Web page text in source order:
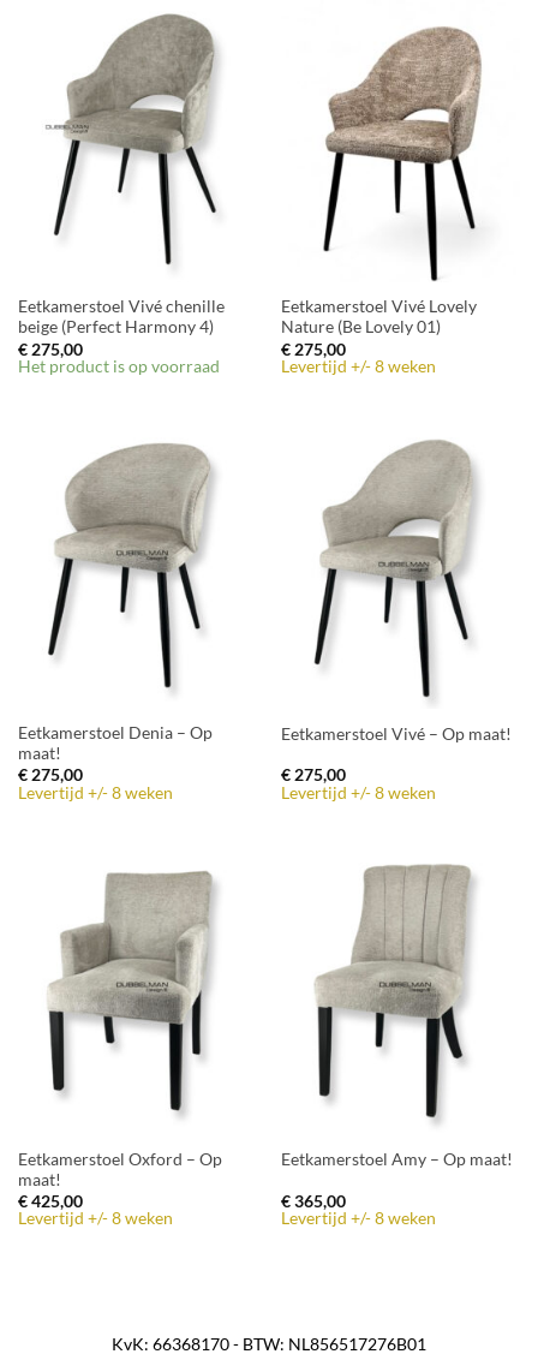
Eetkamerstoel Vivé chenille
beige (Perfect Harmony 4)
€275,00
Het product is op voorraad
Eetkamerstoel Vivé Lovely
Nature (Be Lovely 01)
€275,00
Levertijd +/- 8 weken
Eetkamerstoel Denia – Op
maat!
€275,00
Levertijd +/- 8 weken
Eetkamerstoel Vivé – Op maat!
€275,00
Levertijd +/- 8 weken
Eetkamerstoel Oxford – Op
maat!
€425,00
Levertijd +/- 8 weken
Eetkamerstoel Amy – Op maat!
€365,00
Levertijd +/- 8 weken
KvK: 66368170 - BTW: NL856517276B01